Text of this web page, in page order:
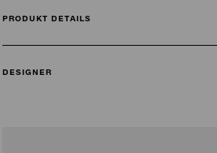
PRODUKT DETAILS
DESIGNER